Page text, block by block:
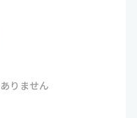
りません